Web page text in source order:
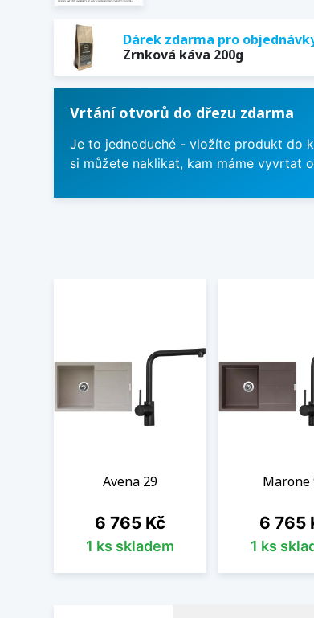
Dárek zdarma pro
Zrnková káva 200g
Vrtání otvorů do dřezu zdarma
Je to jednoduché - vložíte produkt do
si můžete naklikat, kam máme vyvrtat
Avena 29
Cena
6 765 Kč
1 ks skladem
Marone
Cena
6 765
1 ks